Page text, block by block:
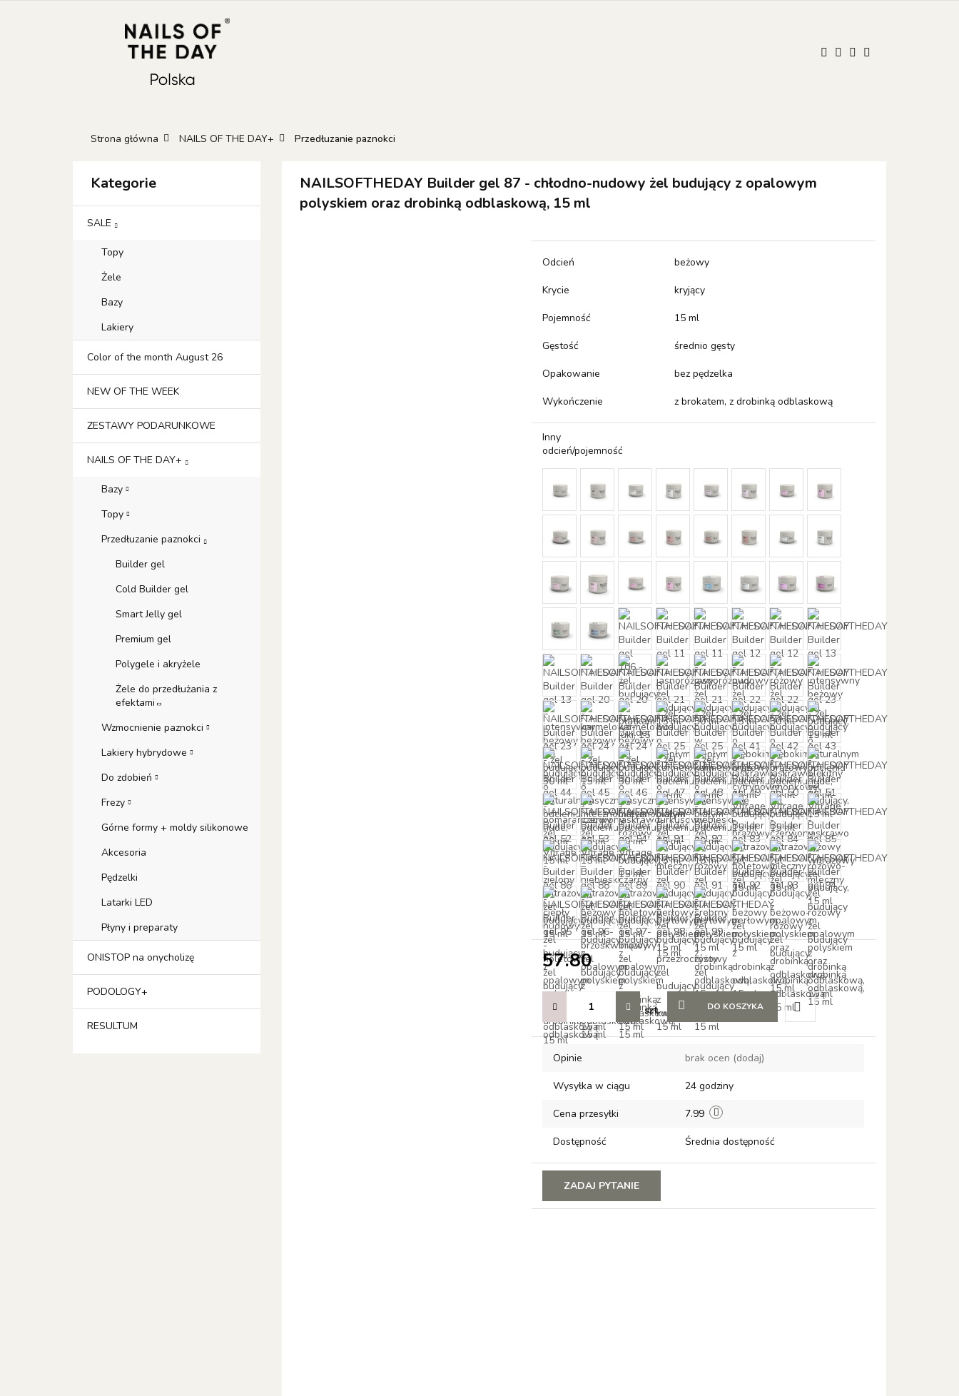
KATEGORIE
Strona główna NAILS OF THE DAY+ Przedłuzanie paznokci
Kategorie
SALE
Topy
Żele
Bazy
Lakiery
Color of the month August 26
NEW OF THE WEEK
ZESTAWY PODARUNKOWE
NAILS OF THE DAY+
Bazy
Topy
Przedłuzanie paznokci
Builder gel
Cold Builder gel
Smart Jelly gel
Premium gel
Polygele i akryżele
Żele do przedłużania z
efektami
Wzmocnienie paznokci
Lakiery hybrydowe
Do zdobień
Frezy
Górne formy + moldy silikonowe
Akcesoria
Pędzelki
Latarki LED
Płyny i preparaty
ONISTOP na onycholizę
PODOLOGY+
RESULTUM
NAILSOFTHEDAY Builder gel 87 - chłodno-nudowy żel budujący z opalowym
polyskiem oraz drobinką odblaskową, 15 ml
Odcień beżowy
Krycie kryjący
Pojemność 15 ml
Gęstość średnio gęsty
Opakowanie bez pędzelka
Wykończenie z brokatem, z drobinką odblaskową
Inny
odcień/pojemność
57.80
szt. DO KOSZYKA
Do
Opinie brak ocen (dodaj)
Wysyłka w ciągu 24 godziny
Cena przesyłki 7.99
Dostępność Średnia dostępność
ZADAJ PYTANIE